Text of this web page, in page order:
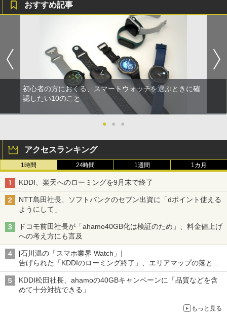
おすすめ記事
初心者の方におくる、スマートウォッチを選ぶときに確
認したい10のこと
● ● ●
アクセスランキング
1時間 24時間 1週間 1カ月
KDDI、楽天へのローミングを9月末で終了
NTT島田社長、ソフトバンクのセブン出資に「dポイント使える
ようにして」
ドコモ前田社長が「ahamo40GB化は検証のため」、料金値上げ
への考え方にも言及
[石川温の「スマホ業界 Watch」]
告げられた「KDDIのローミング終了」、エリアマップの落とし
穴と楽天モバイルの課題
KDDI松田社長、ahamoの40GBキャンペーンに「品質などを含
めて十分対抗できる」
もっと見る